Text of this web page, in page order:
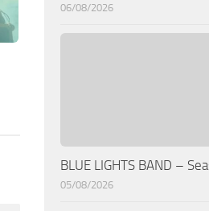
06/08/2026
BLUE LIGHTS BAND –
05/08/2026